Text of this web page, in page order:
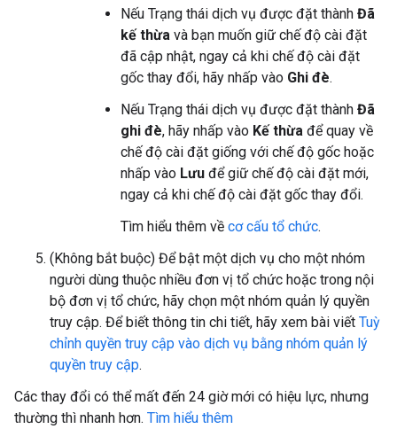
Nếu Trạng thái dịch vụ được đặt thành Đã
kế thừa và bạn muốn giữ chế độ cài đặt
đã cập nhật, ngay cả khi chế độ cài đặt
gốc thay đổi, hãy nhấp vào Ghi đè.
Nếu Trạng thái dịch vụ được đặt thành Đã
ghi đè, hãy nhấp vào Kế thừa để quay về
chế độ cài đặt giống với chế độ gốc hoặc
nhấp vào Lưu để giữ chế độ cài đặt mới,
ngay cả khi chế độ cài đặt gốc thay đổi.
Tìm hiểu thêm về cơ cấu tổ chức.
(Không bắt buộc) Để bật một dịch vụ cho một nhóm
người dùng thuộc nhiều đơn vị tổ chức hoặc trong nội
bộ đơn vị tổ chức, hãy chọn một nhóm quản lý quyền
truy cập. Để biết thông tin chi tiết, hãy xem bài viết Tuỳ
chỉnh quyền truy cập vào dịch vụ bằng nhóm quản lý
quyền truy cập.
Các thay đổi có thể mất đến 24 giờ mới có hiệu lực, nhưng
thường thì nhanh hơn. Tìm hiểu thêm